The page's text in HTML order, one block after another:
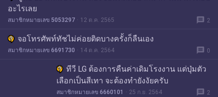
อะไรเลย
สมาชิกหมายเลข 5053297 12 ต.ค. 2565 message 2
จอโทรศัพท์ทัชไม่ค่อยติดบางครั้งก็ลืนเอง
สมาชิกหมายเลข 6691730 14 ต.ค. 2564 message 0
ทีวี LG ต้องการคืนค่าเดิมโรงงาน แต่ปุ่มตัว
เลือกเป็นสีเทา จะต้องทำยังงัยครับ
สมาชิกหมายเลข 6660101 25 ก.ย. 2564 message 2